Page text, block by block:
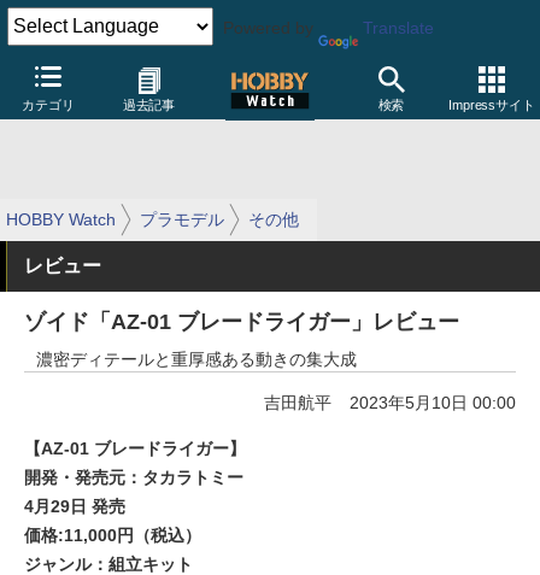
Powered by Translate
カテゴリ 過去記事 検索 Impressサイト
HOBBY Watch プラモデル その他
レビュー
ゾイド「AZ-01 ブレードライガー」レビュー
濃密ディテールと重厚感ある動きの集大成
吉田航平 2023年5月10日 00:00
【AZ-01 ブレードライガー】
開発・発売元：タカラトミー
4月29日 発売
価格:11,000円（税込）
ジャンル：組立キット